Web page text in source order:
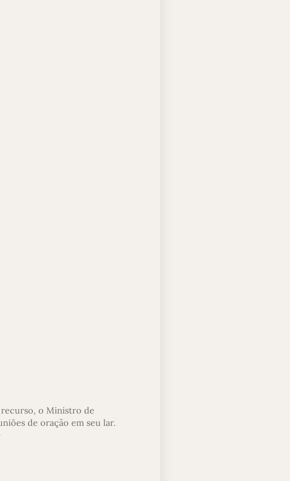
o Ministro de
de oração em seu lar.